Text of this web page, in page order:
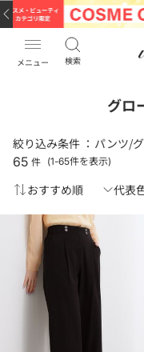
メニュー 検索
グロ
絞り込み条件 ： パンツ/
65 件 (1-65件を表示)